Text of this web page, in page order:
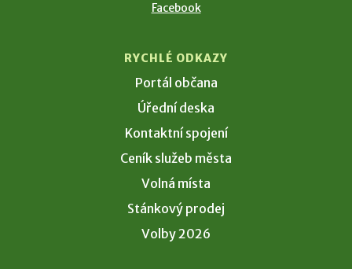
Facebook
RYCHLÉ ODKAZY
Portál občana
Úřední deska
Kontaktní spojení
Ceník služeb města
Volná místa
Stánkový prodej
Volby 2026